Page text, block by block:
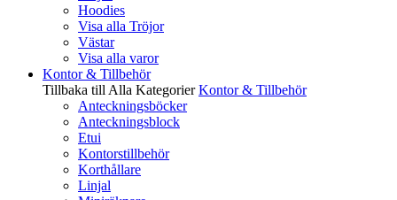
Hoodies
Visa alla Tröjor
Västar
Visa alla varor
Kontor & Tillbehör
Tillbaka till Alla Kategorier Kontor & Tillbehör
Anteckningsböcker
Anteckningsblock
Etui
Kontorstillbehör
Korthållare
Linjal